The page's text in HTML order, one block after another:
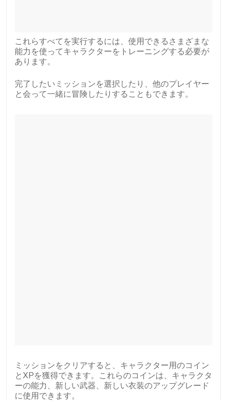
これらすべてを実行するには、使用できるさまざまな
能力を使ってキャラクターをトレーニングする必要が
あります。
完了したいミッションを選択したり、他のプレイヤー
と会って一緒に冒険したりすることもできます。
ミッションをクリアすると、キャラクター用のコイン
とXPを獲得できます。これらのコインは、キャラクタ
ーの能力、新しい武器、新しい衣装のアップグレード
に使用できます。